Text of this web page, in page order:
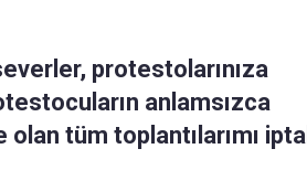
protestolarınıza
anlamsızca
tüm toplantılarımı iptal